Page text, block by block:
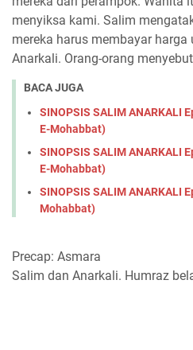
menyiksa kami. Salim
mereka harus membayar
Anarkali. Orang-orang
BACA JUGA
SINOPSIS SALIM ANARKALI
E-Mohabbat)
SINOPSIS SALIM ANARKALI
E-Mohabbat)
SINOPSIS SALIM ANARKALI
Mohabbat)
Precap: Asmara
Salim dan Anarkali. Humraz